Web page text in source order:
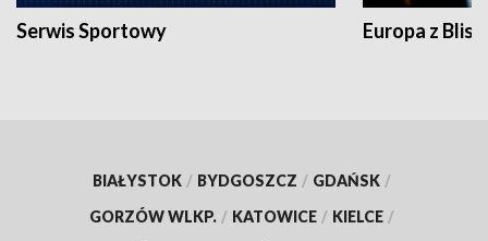
Serwis Sportowy Europa z
BIAŁYSTOK / BYDGOSZCZ / GDAŃSK /
GORZÓW WLKP. / KATOWICE / KIELCE /